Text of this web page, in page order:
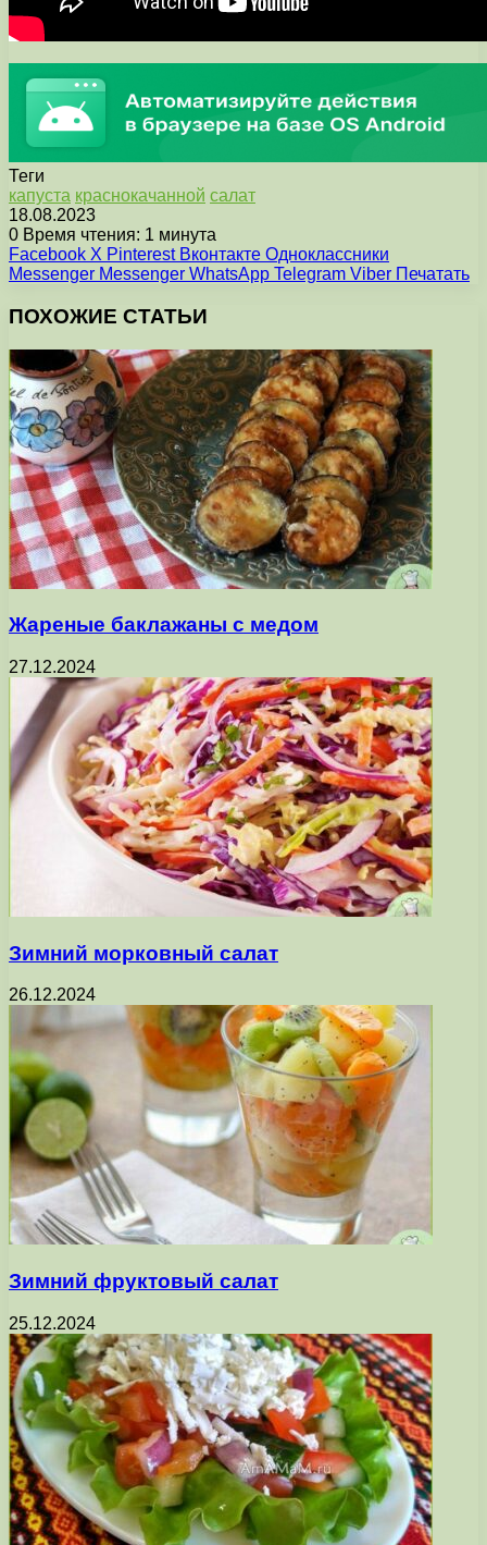
Теги
капуста краснокачанной салат
18.08.2023
0 Время чтения: 1 минута
Facebook X Pinterest Вконтакте Одноклассники
Messenger Messenger WhatsApp Telegram Viber Печатать
ПОХОЖИЕ СТАТЬИ
Жареные баклажаны с медом
27.12.2024
Зимний морковный салат
26.12.2024
Зимний фруктовый салат
25.12.2024